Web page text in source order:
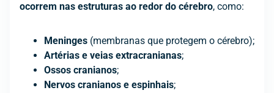
ocorrem nas estruturas ao redor do cérebro, como:
Meninges (membranas que protegem o cérebro);
Artérias e veias extracranianas;
Ossos cranianos;
Nervos cranianos e espinhais;